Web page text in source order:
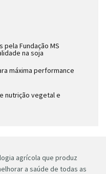
pela Fundação MS
na soja
máxima performance
nutrição vegetal e
agrícola que produz
a saúde de todas as